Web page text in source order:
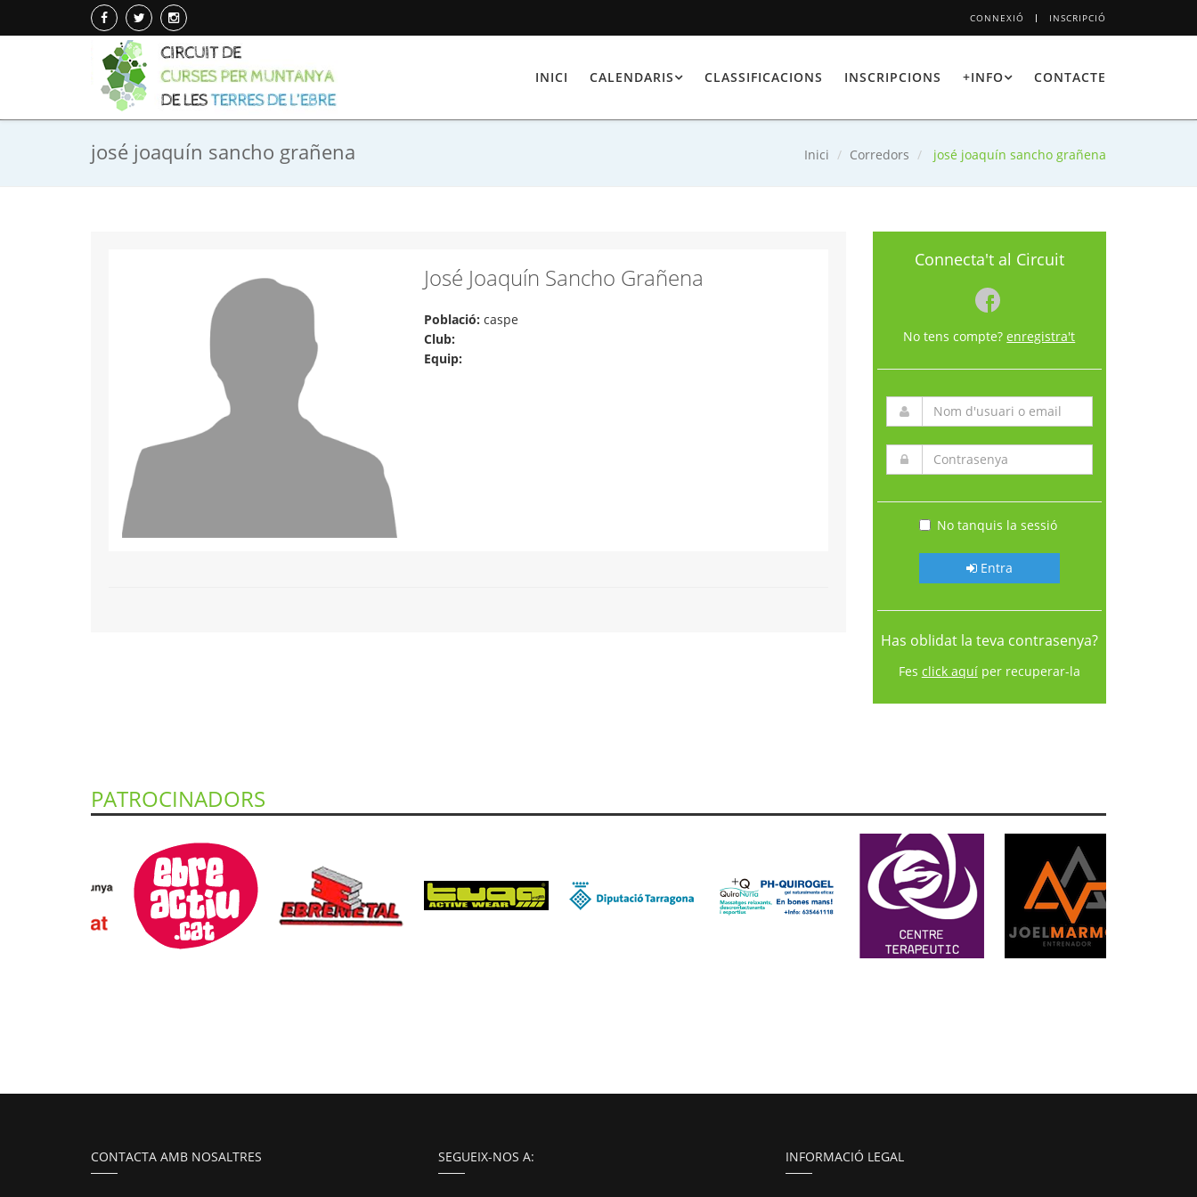
CONNEXIÓ INSCRIPCIÓ
INICI CALENDARIS CLASSIFICACIONS INSCRIPCIONS +INFO CONTACTE
josé joaquín sancho grañena Inici Corredors josé joaquín sancho grañena
José Joaquín Sancho Grañena
Població: caspe
Club:
Equip:
Connecta't al Circuit
No tens compte?enregistra't
No tanquis la sessió
Entra
Has oblidat la teva contrasenya?
Fes click aquíper recuperar-la
PATROCINADORS
CONTACTA AMB NOSALTRES SEGUEIX-NOS A: INFORMACIÓ LEGAL